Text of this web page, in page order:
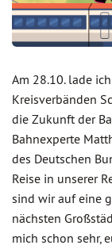
Am 28.10. lade
Kreisverbänden
die Zukunft der
Bahnexperte
des Deutschen
Reise in unserer
sind wir auf eine
nächsten
mich schon sehr,